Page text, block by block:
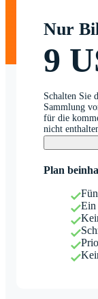
Nur
9
Schalten Sie
Sammlung
für die
nicht
Plan
Ein